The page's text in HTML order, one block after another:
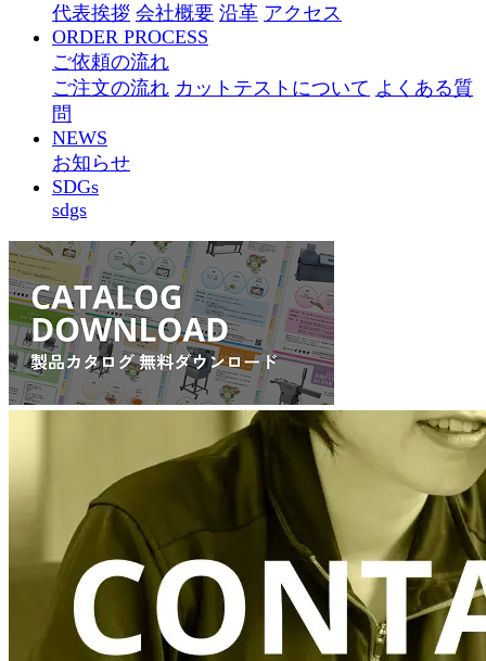
代表挨拶 会社概要 沿革 アクセス
ORDER PROCESS
ご依頼の流れ
ご注文の流れ カットテストについて よくある質
問
NEWS
お知らせ
SDGs
sdgs